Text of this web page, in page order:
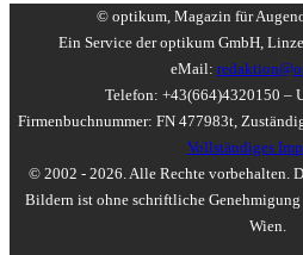
© optikum, Magazin für
Ein Service der optikum GmbH,
eMail:
Telefon: +43(664)4320150 –
Firmenbuchnummer: FN 477983t,
Vollständiges
© 2002 - 2026. Alle Rechte vorbehalten.
Bildern ist ohne schriftliche
Wien.